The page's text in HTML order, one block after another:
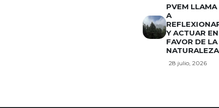
PVEM LLAMA
A
Y ACTUAR EN
FAVOR DE LA
NATURALEZA
28 julio, 2026